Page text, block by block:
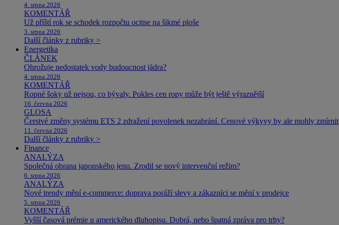
4. srpna 2026
KOMENTÁŘ
Už příští rok se schodek rozpočtu ocitne na šikmé ploše
3. srpna 2026
Další články z rubriky >
Energetika
ČLÁNEK
Ohrožuje nedostatek vody budoucnost jádra?
4. srpna 2026
KOMENTÁŘ
Ropné šoky už nejsou, co bývaly. Pokles cen ropy může být ještě výraznější
16. června 2026
GLOSA
Čerstvé změny systému ETS 2 zdražení povolenek nezabrání. Cenové výkyvy by ale mohly zmírnit
11. června 2026
Další články z rubriky >
Finance
ANALÝZA
Společná obrana japonského jenu. Zrodil se nový intervenční režim?
6. srpna 2026
ANALÝZA
Nové trendy mění e-commerce: doprava poráží slevy a zákazníci se mění v prodejce
5. srpna 2026
KOMENTÁŘ
Vyšší časová prémie u amerického dluhopisu. Dobrá, nebo špatná zpráva pro trhy?